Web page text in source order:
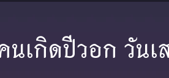
นเกิดปีวอก วันเ